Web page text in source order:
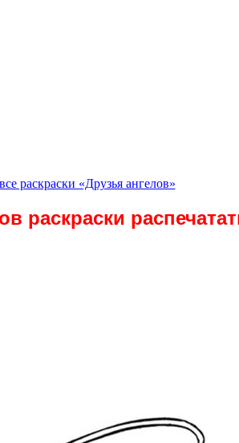
раскраски «Друзья ангелов»
раскраски